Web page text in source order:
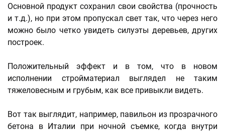
Основной продукт сохранил свои свойства (прочность
и т.д.), но при этом пропускал свет так, что через него
можно было четко увидеть силуэты деревьев, других
построек.
Положительный эффект и в том, что в новом
исполнении стройматериал выглядел не таким
тяжеловесным и грубым, как все привыкли видеть.
Вот так выглядит, например, павильон из прозрачного
бетона в Италии при ночной съемке, когда внутри